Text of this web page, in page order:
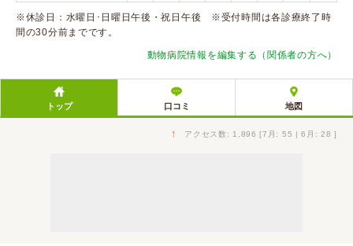
口コミ投稿
※休診日：水曜日･日曜日午後・祝日午後 ※受付時間は各診療終了時
間の30分前までです。
動物病院情報を編集する（関係者の方へ）
トップ 口コミ 地図
↑ アクセス数: 1,896 [7月: 55 | 6月: 28 ]